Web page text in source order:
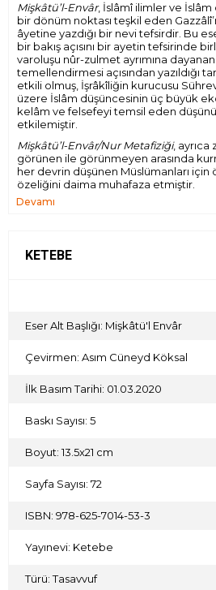
Mişkâtü’l-Envâr, İslâmî ilimler ve
bir dönüm noktası teşkil eden
âyetine yazdığı bir nevi tefsirdir. Bu
bir bakış açısını bir ayetin tefsirinde
varoluşu nûr-zulmet ayrımına
temellendirmesi açısından yazıldığı
etkili olmuş, İşrâkîliğin kurucusu
üzere İslâm düşüncesinin üç büyük
kelâm ve felsefeyi temsil eden
etkilemiştir.
Mişkâtü’l-Envâr/Nur Metafiziği, ayrıca
görünen ile görünmeyen arasında
her devrin düşünen Müslümanları için
özeliğini daima muhafaza etmiştir.
Devamı
KETEBE
Eser Alt Başlığı: Mişkâtü'l Envâr
Çevirmen: Asım Cüneyd Köksal
İlk Basım Tarihi: 01.03.2020
Baskı Sayısı: 5
Boyut: 13.5x21 cm
Sayfa Sayısı: 72
ISBN: 978-625-7014-53-3
Yayınevi: Ketebe
Türü: Tasavvuf